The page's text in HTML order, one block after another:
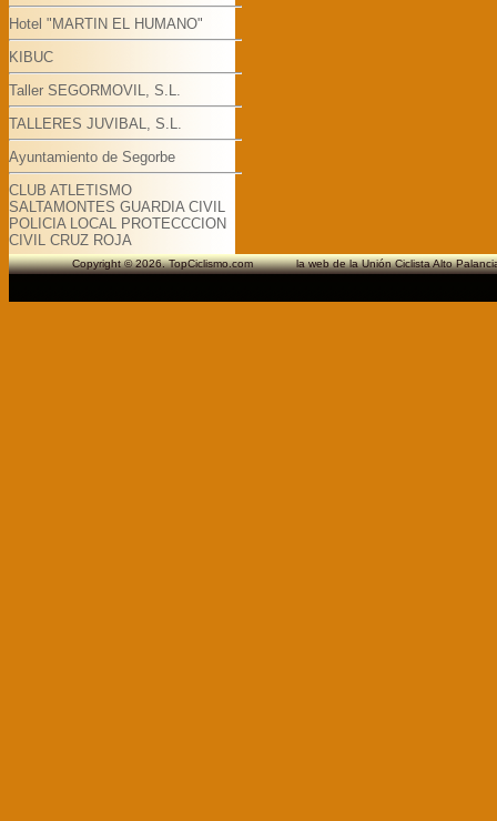
Hotel "MARTIN EL HUMANO"
KIBUC
Taller SEGORMOVIL, S.L.
TALLERES JUVIBAL, S.L.
Ayuntamiento de Segorbe
CLUB ATLETISMO
SALTAMONTES GUARDIA CIVIL
POLICIA LOCAL PROTECCCION
CIVIL CRUZ ROJA
Copyright © 2026. TopCiclismo.com la web de la Unión Ciclista Alto